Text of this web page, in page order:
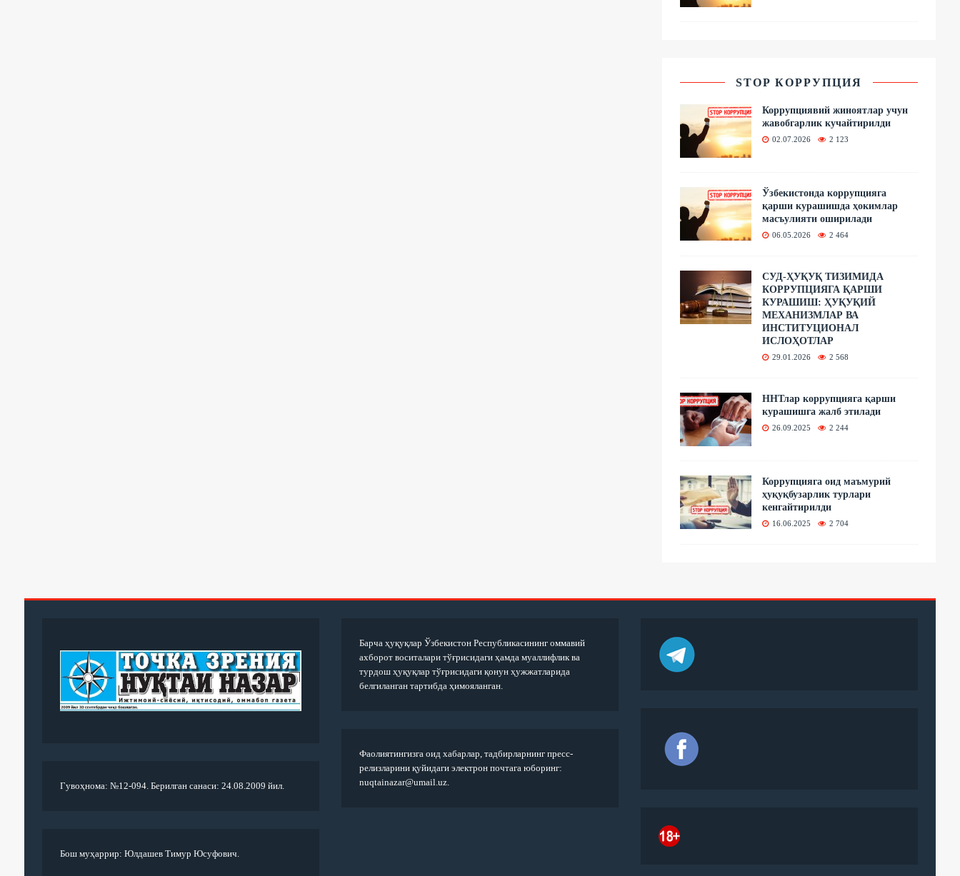
STOP КОРРУПЦИЯ
Коррупциявий жиноятлар учун
жавобгарлик кучайтирилди
02.07.2026 2 123
Ўзбекистонда коррупцияга
қарши курашишда ҳокимлар
масъулияти оширилади
06.05.2026 2 464
СУД-ҲУҚУҚ ТИЗИМИДА
КОРРУПЦИЯГА ҚАРШИ
КУРАШИШ: ҲУҚУҚИЙ
МЕХАНИЗМЛАР ВА
ИНСТИТУЦИОНАЛ
ИСЛОҲОТЛАР
29.01.2026 2 568
ННТлар коррупцияга қарши
курашишга жалб этилади
26.09.2025 2 244
Коррупцияга оид маъмурий
ҳуқуқбузарлик турлари
кенгайтирилди
16.06.2025 2 704
Гувоҳнома: №12-094. Берилган санаси: 24.08.2009 йил.
Бош муҳаррир: Юлдашев Тимур Юсуфович.
Барча ҳуқуқлар Ўзбекистон Республикасининг оммавий
ахборот воситалари тўғрисидаги ҳамда муаллифлик ва
турдош ҳуқуқлар тўғрисидаги қонун ҳужжатларида
белгиланган тартибда ҳимояланган.
Фаолиятингизга оид хабарлар, тадбирларнинг пресс-
релизларини қуйидаги электрон почтага юборинг:
nuqtainazar@umail.uz.